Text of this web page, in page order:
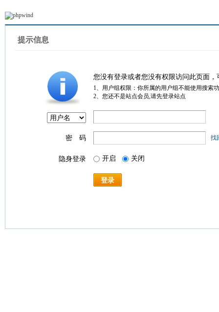
提示信息
您没有登录或者您没有权限访问此页面
1、用户组权限：你所属的用户组不能使用搜索
2、您还不是站点会员,请先登录站点
密 码 找
隐身登录 开启 关闭
登录